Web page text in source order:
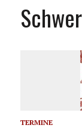
TERMINE